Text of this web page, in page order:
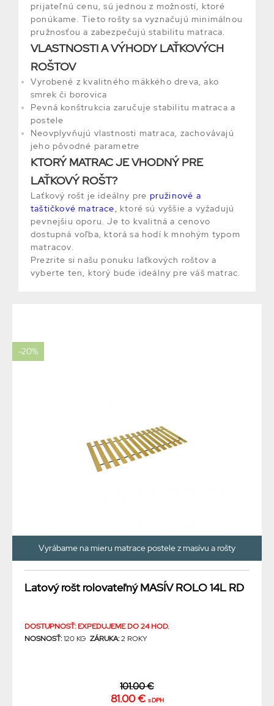
prijateľnú cenu, sú jednou z možností, ktoré
ponúkame. Tieto rošty sa vyznačujú minimálnou
pružnosťou a zabezpečujú stabilitu matraca.
VLASTNOSTI A VÝHODY LAŤKOVÝCH
ROŠTOV
Vyrobené z kvalitného mäkkého dreva, ako
smrek či borovica
Pevná konštrukcia zaručuje stabilitu matraca a
postele
Neovplyvňujú vlastnosti matraca, zachovávajú
jeho pôvodné parametre
KTORÝ MATRAC JE VHODNÝ PRE
LAŤKOVÝ ROŠT?
Laťkový rošt je ideálny pre pružinové a
taštičkové matrace, ktoré sú vyššie a vyžadujú
pevnejšiu oporu. Je to kvalitná a cenovo
dostupná voľba, ktorá sa hodí k mnohým typom
matracov.
Prezrite si našu ponuku laťkových roštov a
vyberte ten, ktorý bude ideálny pre váš matrac.
-20%
Vyrábame na mieru matrace postele z masívu a rošty
Latový rošt rolovateľný MASÍV ROLO 14L RD
DOSTUPNOSŤ: EXPEDUJEME DO 24 HOD.
NOSNOSŤ:120 KG ZÁRUKA:2 ROKY
101.00 €
81.00 € s DPH